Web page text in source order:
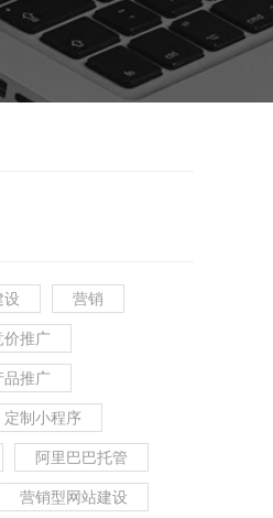
设 营销
价推广
品推广
定制小程序
阿里巴巴托管
营销型网站建设